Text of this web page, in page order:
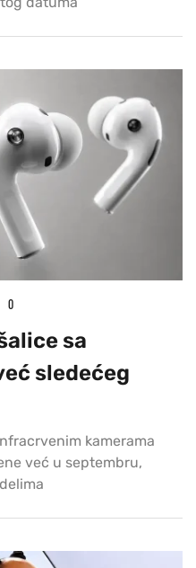
0
sa
sledećeg
kamerama
već u septembru,